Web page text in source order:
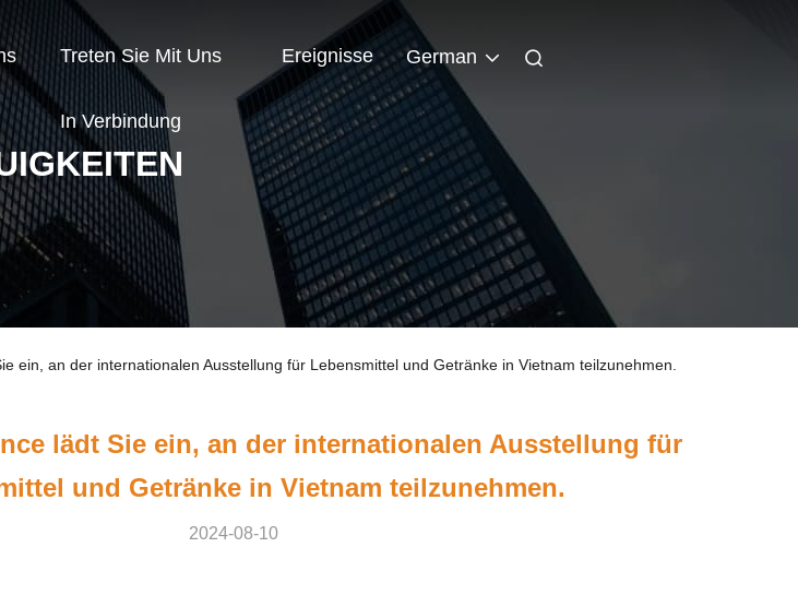
Treten Sie Mit Uns
In Verbindung
Ereignisse German
ein, an der internationalen Ausstellung für Lebensmittel und Getränke in Vietnam teilzunehmen.
lädt Sie ein, an der internationalen Ausstellung für
und Getränke in Vietnam teilzunehmen.
2024-08-10